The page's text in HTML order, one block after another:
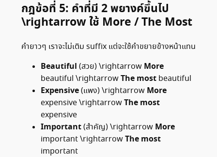
กฎข้อที่ 5: คำที่มี 2 พยางค์ขึ้นไป
\rightarrowใช้ More / The Most
คำยาวๆ เราจะไม่เติม suffix แต่จะใช้คำขยายข้างหน้าแทน
Beautiful (สวย)\rightarrow More
beautiful \rightarrowThe mostbeautiful
Expensive(แพง)\rightarrow More
expensive\rightarrowThe most
expensive
Important(สำคัญ)\rightarrow More
important\rightarrowThe most
important